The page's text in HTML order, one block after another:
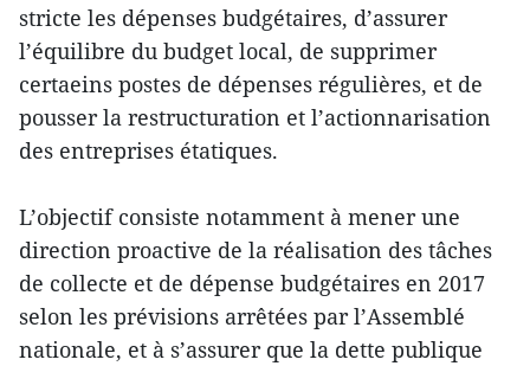
stricte les dépenses budgétaires, d’assurer
l’équilibre du budget local, de supprimer
certaeins postes de dépenses régulières, et de
pousser la restructuration et l’actionnarisation
des entreprises étatiques.
L’objectif consiste notamment à mener une
direction proactive de la réalisation des tâches
de collecte et de dépense budgétaires en 2017
selon les prévisions arrêtées par l’Assemblé
nationale, et à s’assurer que la dette publique